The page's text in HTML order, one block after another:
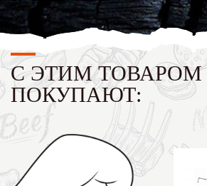
С ЭТИМ ТОВАРОМ
ПОКУПАЮТ: